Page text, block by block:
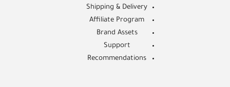
Shipping & Delivery
Affiliate Program
Brand Assets
Support
Recommendations